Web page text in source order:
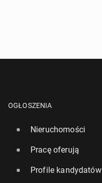
OGŁOSZENIA
Nieruchomości
Pracę oferują
Profile kandydatów